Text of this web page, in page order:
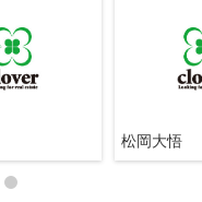
松岡大悟